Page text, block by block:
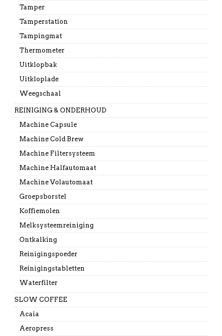
Tamper
Tamperstation
Tampingmat
Thermometer
Uitklopbak
Uitkloplade
Weegschaal
REINIGING & ONDERHOUD
Machine Capsule
Machine Cold Brew
Machine Filtersysteem
Machine Halfautomaat
Machine Volautomaat
Groepsborstel
Koffiemolen
Melksysteemreiniging
Ontkalking
Reinigingspoeder
Reinigingstabletten
Waterfilter
SLOW COFFEE
Acaia
Aeropress